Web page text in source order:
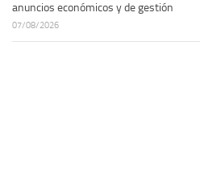
anuncios económicos y de gestión
07/08/2026